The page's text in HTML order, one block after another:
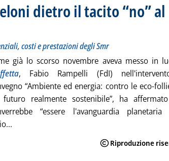
dietro il tacito “no” al
costi e prestazioni degli Smr
già lo scorso novembre aveva messo in
, Fabio Rampelli (FdI)
“Ambiente ed energia: contro le eco-
realmente sostenibile”, ha
“essere l'avanguardia planetaria